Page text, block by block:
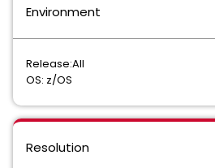
Environment
Release:All
OS: z/OS
Resolution